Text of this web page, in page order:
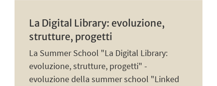
La Digital Library: evoluzione,
strutture, progetti
La Summer School "La Digital Library:
evoluzione, strutture, progetti" -
evoluzione della summer school "Linked